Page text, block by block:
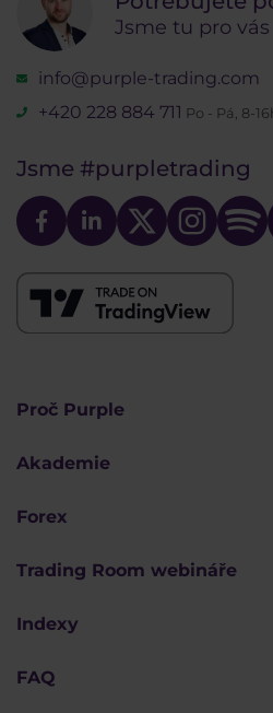
Jsme tu pro vás
info@purple-trading.com
+420 228 884 711 Po - Pá, 8-
Jsme #purpletrading
Proč Purple
Akademie
Forex
Trading Room webináře
Indexy
FAQ